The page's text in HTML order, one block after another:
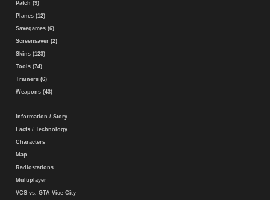
Patch (9)
Planes (12)
Savegames (6)
Screensaver (2)
Skins (123)
Tools (74)
Trainers (6)
Weapons (43)
Information / Story
Facts / Technology
Characters
Map
Radiostations
Multiplayer
VCS vs. GTA Vice City